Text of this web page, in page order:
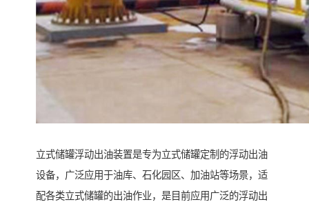
立式储罐浮动出油装置是专为立式储罐定制的浮动出油
设备，广泛应用于油库、石化园区、加油站等场景，适
配各类立式储罐的出油作业，是目前应用广泛的浮动出